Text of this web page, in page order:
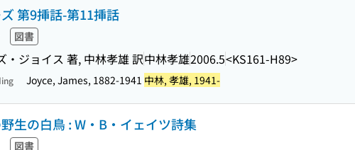
第9挿話-第11挿話
図書
・ジョイス 著, 中林孝雄 訳中林孝雄2006.5<KS161-H89>
Joyce, James, 1882-1941 中林, 孝雄, 1941-
生の白鳥 : W・B・イェイツ詩集
図書